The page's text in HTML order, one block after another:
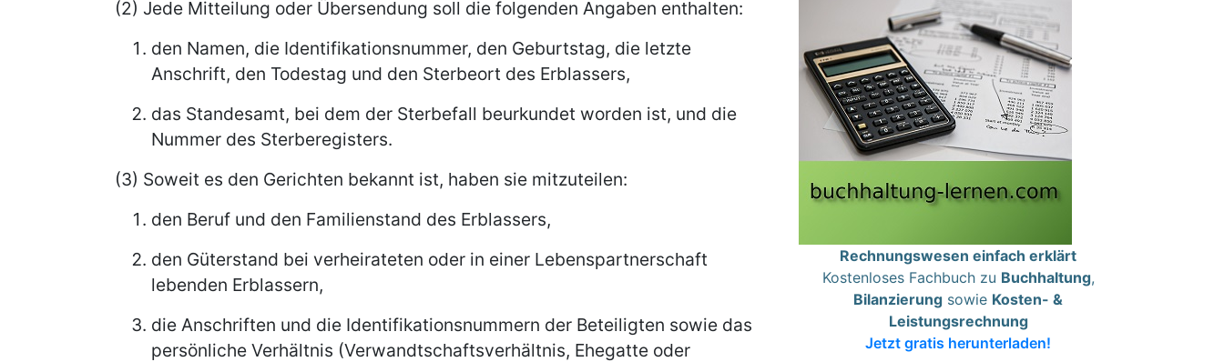
(2) Jede Mitteilung oder Übersendung soll die folgenden Angaben enthalten:
den Namen, die Identifikationsnummer, den Geburtstag, die letzte
Anschrift, den Todestag und den Sterbeort des Erblassers,
das Standesamt, bei dem der Sterbefall beurkundet worden ist, und die
Nummer des Sterberegisters.
(3) Soweit es den Gerichten bekannt ist, haben sie mitzuteilen:
den Beruf und den Familienstand des Erblassers,
den Güterstand bei verheirateten oder in einer Lebenspartnerschaft
lebenden Erblassern,
die Anschriften und die Identifikationsnummern der Beteiligten sowie das
persönliche Verhältnis (Verwandtschaftsverhältnis, Ehegatte oder
Rechnungswesen einfach erklärt
Kostenloses Fachbuch zu Buchhaltung,
Bilanzierung sowie Kosten- &
Leistungsrechnung
Jetzt gratis herunterladen!